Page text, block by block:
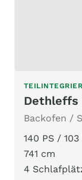
Dethleffs
Backofen /
140 PS / 103
741 cm
4